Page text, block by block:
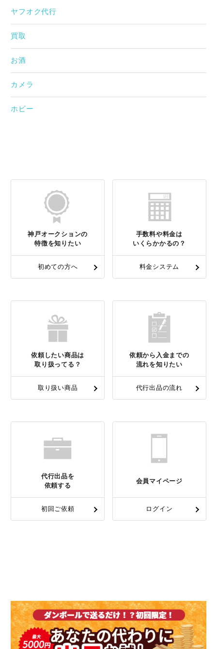
ヤフオク代行
買取
お酒
カメラ
ホビー
神戸オークションの
特徴を知りたい
初めての方へ
手数料や料金は
いくらかかるの？
料金システム
依頼したい商品は
取り扱ってる？
取り扱い商品
依頼から入金までの
流れを知りたい
代行出品の流れ
代行出品を
依頼する
初回ご依頼
会員マイページ
ログイン